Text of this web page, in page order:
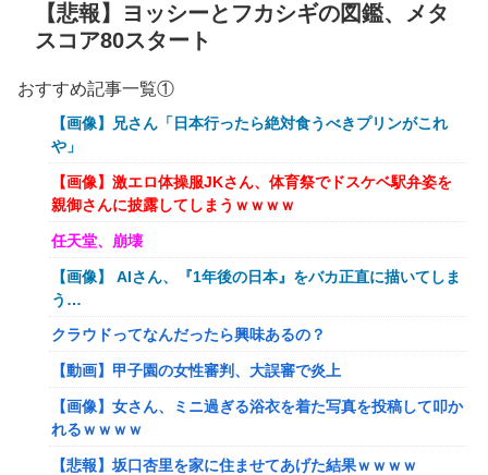
【悲報】ヨッシーとフカシギの図鑑、メタ
スコア80スタート
おすすめ記事一覧①
【画像】兄さん「日本行ったら絶対食うべきプリンがこれ
や」
【画像】激エロ体操服JKさん、体育祭でドスケベ駅弁姿を
親御さんに披露してしまうｗｗｗｗ
任天堂、崩壊
【画像】 AIさん、『1年後の日本』をバカ正直に描いてしま
う…
クラウドってなんだったら興味あるの？
【動画】甲子園の女性審判、大誤審で炎上
【画像】女さん、ミニ過ぎる浴衣を着た写真を投稿して叩か
れるｗｗｗｗ
【悲報】坂口杏里を家に住ませてあげた結果ｗｗｗｗ